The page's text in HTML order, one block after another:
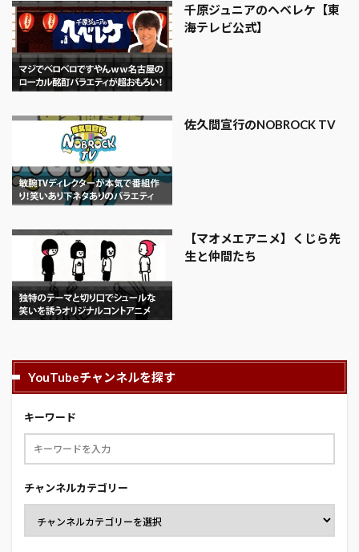
千原ジュニアのヘベレケ【東
海テレビ公式】
佐久間宣行のNOBROCK TV
【マオメエアニメ】くじら先
生と仲間たち
YouTubeチャンネルを探す
キーワード
チャンネルカテゴリー